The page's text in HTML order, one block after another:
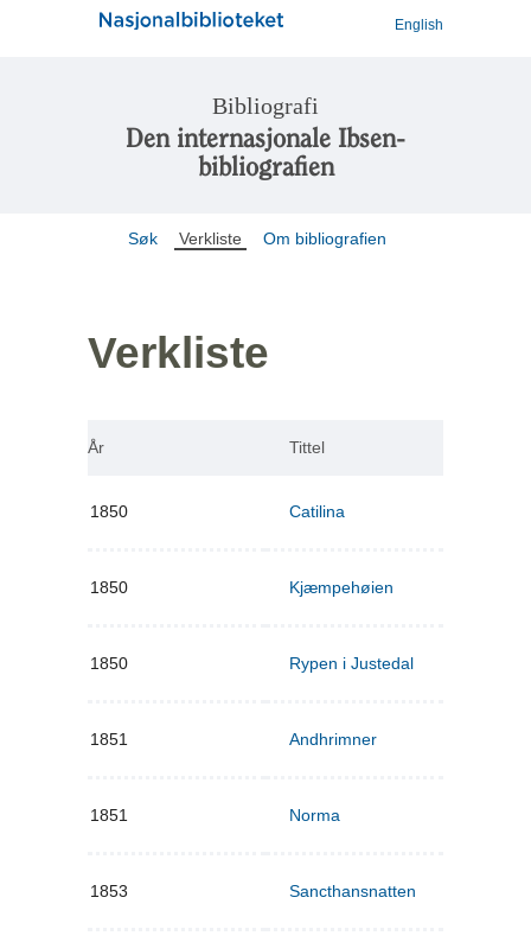
English
Bibliografi
Den internasjonale Ibsen-
bibliografien
Søk Verkliste Om bibliografien
Verkliste
År Tittel
1850 Catilina
1850 Kjæmpehøien
1850 Rypen i Justedal
1851 Andhrimner
1851 Norma
1853 Sancthansnatten